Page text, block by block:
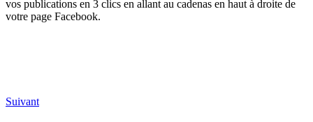
vos publications en 3 clics en allant au cadenas en haut à droite de
votre page Facebook.
Suivant